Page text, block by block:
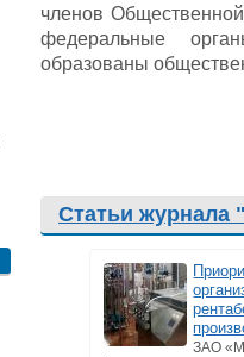
членов
федеральные
образованы
Статьи журнала
ЗАО